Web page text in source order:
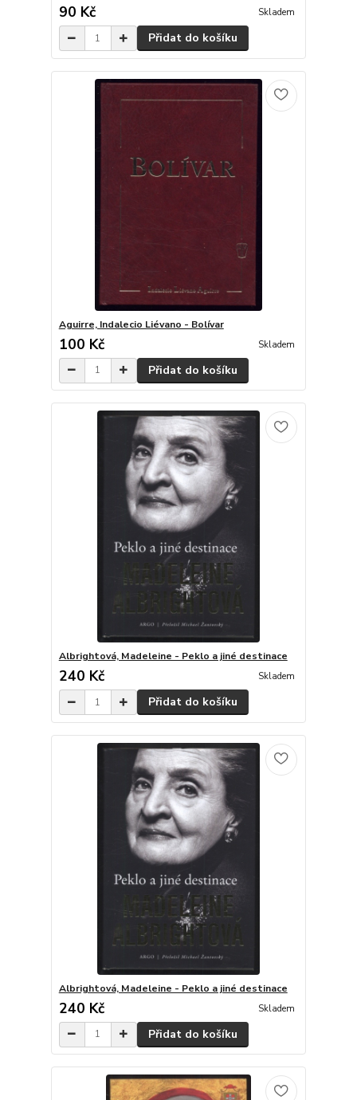
90 Kč Skladem
Přidat do košíku
Aguirre, Indalecio Liévano - Bolívar
100 Kč Skladem
Přidat do košíku
Albrightová, Madeleine - Peklo a jiné destinace
240 Kč Skladem
Přidat do košíku
Albrightová, Madeleine - Peklo a jiné destinace
240 Kč Skladem
Přidat do košíku